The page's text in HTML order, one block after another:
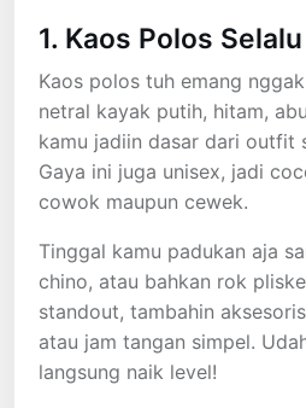
1. Kaos Polos
Kaos polos tuh emang
netral kayak putih, hitam,
kamu jadiin dasar dari outfit
Gaya ini juga unisex, jadi
cowok maupun cewek.
Tinggal kamu padukan aja
chino, atau bahkan rok
standout, tambahin
atau jam tangan simpel.
langsung naik level!